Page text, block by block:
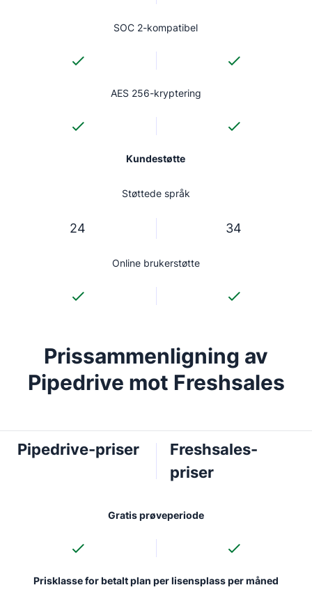
SOC 2-kompatibel
AES 256-kryptering
Kundestøtte
Støttede språk
24 34
Online brukerstøtte
Prissammenligning av
Pipedrive mot Freshsales
Pipedrive-priser
Freshsales-
priser
Gratis prøveperiode
Prisklasse for betalt plan per lisensplass per måned